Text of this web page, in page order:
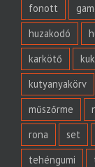
fonott
huzakodó
karkötő
kutyanyakörv
műszőrme
rona
set
tehéngumi